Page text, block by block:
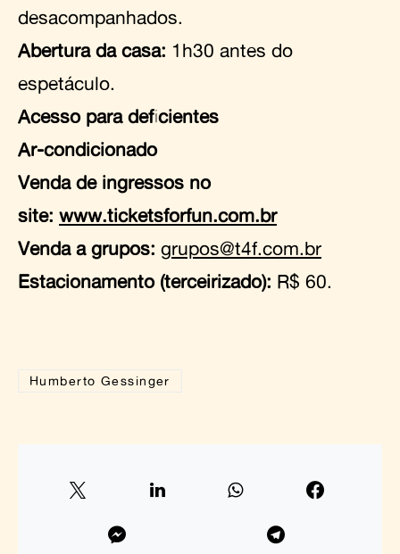
desacompanhados.
Abertura da casa: 1h30 antes do
espetáculo.
Acesso para deficientes
Ar-condicionado
Venda de ingressos no
site: www.ticketsforfun.com.br
Venda a grupos: grupos@t4f.com.br
Estacionamento (terceirizado): R$ 60.
Humberto Gessinger